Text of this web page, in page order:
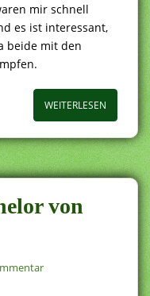
mir schnell
es ist interessant,
beide mit den
WEITERLESEN
von